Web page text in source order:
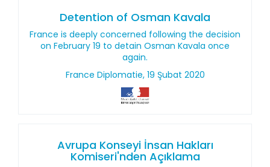
Detention of Osman Kavala
France is deeply concerned following the decision
on February 19 to detain Osman Kavala once
again.
France Diplomatie, 19 Şubat 2020
Avrupa Konseyi İnsan Hakları
Komiseri'nden Açıklama